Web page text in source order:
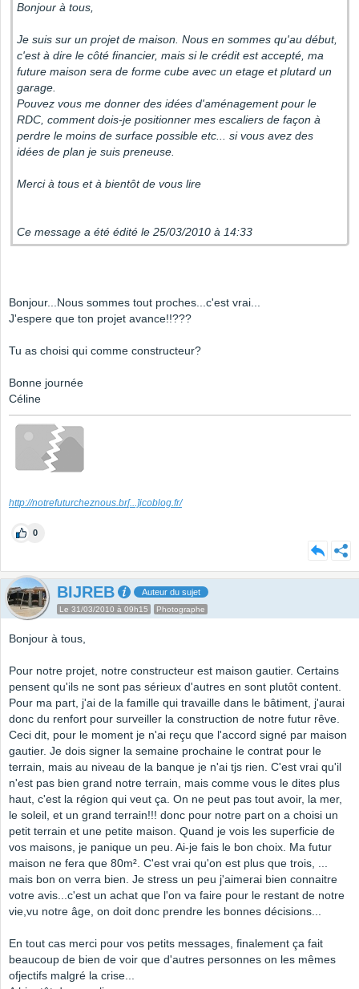
Bonjour à tous,
Je suis sur un projet de maison. Nous en sommes qu'au début,
c'est à dire le côté financier, mais si le crédit est accepté, ma
future maison sera de forme cube avec un etage et plutard un
garage.
Pouvez vous me donner des idées d'aménagement pour le
RDC, comment dois-je positionner mes escaliers de façon à
perdre le moins de surface possible etc... si vous avez des
idées de plan je suis preneuse.
Merci à tous et à bientôt de vous lire
Ce message a été édité le 25/03/2010 à 14:33
Bonjour...Nous sommes tout proches...c'est vrai...
J'espere que ton projet avance!!???
Tu as choisi qui comme constructeur?
Bonne journée
Céline
http://notrefuturcheznous.br[...]icoblog.fr/
0
BIJREB Auteur du sujet
Le 31/03/2010 à 09h15 Photographe
Bonjour à tous,
Pour notre projet, notre constructeur est maison gautier. Certains
pensent qu'ils ne sont pas sérieux d'autres en sont plutôt content.
Pour ma part, j'ai de la famille qui travaille dans le bâtiment, j'aurai
donc du renfort pour surveiller la construction de notre futur rêve.
Ceci dit, pour le moment je n'ai reçu que l'accord signé par maison
gautier. Je dois signer la semaine prochaine le contrat pour le
terrain, mais au niveau de la banque je n'ai tjs rien. C'est vrai qu'il
n'est pas bien grand notre terrain, mais comme vous le dites plus
haut, c'est la région qui veut ça. On ne peut pas tout avoir, la mer,
le soleil, et un grand terrain!!! donc pour notre part on a choisi un
petit terrain et une petite maison. Quand je vois les superficie de
vos maisons, je panique un peu. Ai-je fais le bon choix. Ma futur
maison ne fera que 80m². C'est vrai qu'on est plus que trois, ...
mais bon on verra bien. Je stress un peu j'aimerai bien connaitre
votre avis...c'est un achat que l'on va faire pour le restant de notre
vie,vu notre âge, on doit donc prendre les bonnes décisions...
En tout cas merci pour vos petits messages, finalement ça fait
beaucoup de bien de voir que d'autres personnes on les mêmes
ofjectifs malgré la crise...